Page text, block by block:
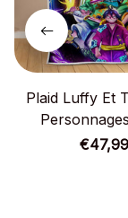
Plaid Luffy Et
Couverture€47,99